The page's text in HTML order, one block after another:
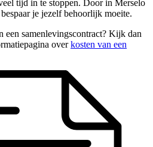
tijd in te stoppen. Door in Merselo
je jezelf behoorlijk moeite.
een samenlevingscontract? Kijk dan
overkosten van een